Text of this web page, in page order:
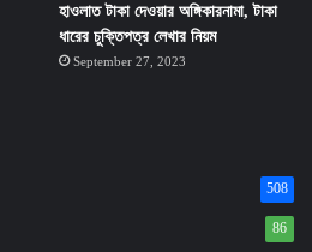
হাওলাত টাকা দেওয়ার অঙ্গিকারনামা, টাকা
ধারের চুক্তিপত্র লেখার নিয়ম
September 27, 2023
508
86